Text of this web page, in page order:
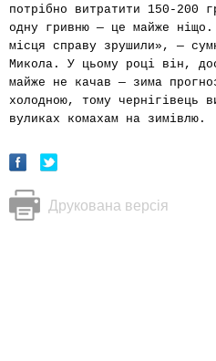
потрібно витратити 150-200
одну гривню — це майже
місця справу зрушили», —
Микола. У цьому році він,
майже не качав — зима
холодною, тому чернігівець
вуликах комахам на зимівлю.
Друкована версія